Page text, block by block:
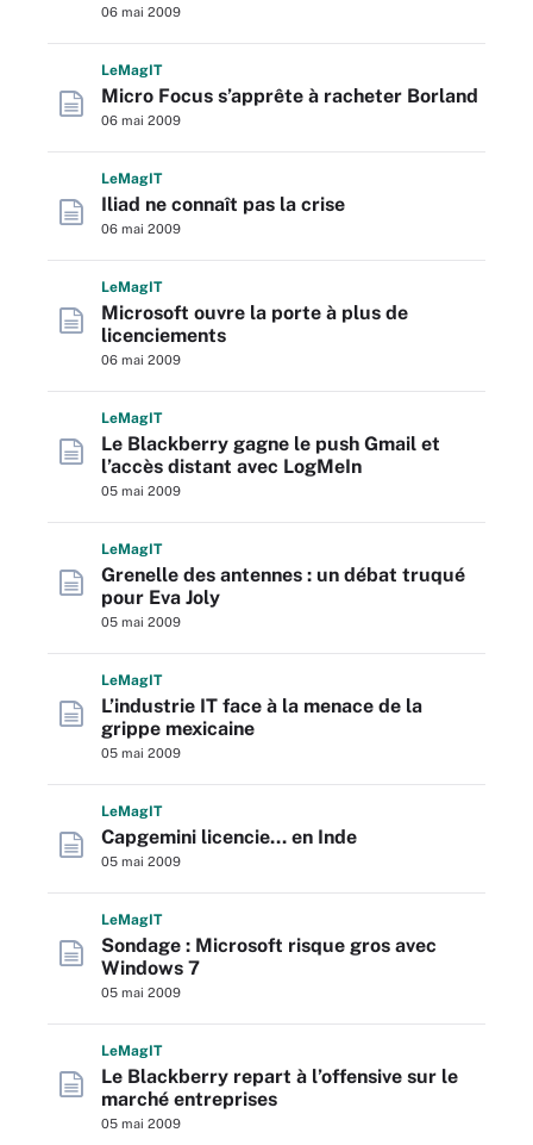
06 mai 2009
LeMagIT
Micro Focus s’apprête à racheter Borland
06 mai 2009
LeMagIT
Iliad ne connaît pas la crise
06 mai 2009
LeMagIT
Microsoft ouvre la porte à plus de
licenciements
06 mai 2009
LeMagIT
Le Blackberry gagne le push Gmail et
l’accès distant avec LogMeIn
05 mai 2009
LeMagIT
Grenelle des antennes : un débat truqué
pour Eva Joly
05 mai 2009
LeMagIT
L’industrie IT face à la menace de la
grippe mexicaine
05 mai 2009
LeMagIT
Capgemini licencie… en Inde
05 mai 2009
LeMagIT
Sondage : Microsoft risque gros avec
Windows 7
05 mai 2009
LeMagIT
Le Blackberry repart à l’offensive sur le
marché entreprises
05 mai 2009